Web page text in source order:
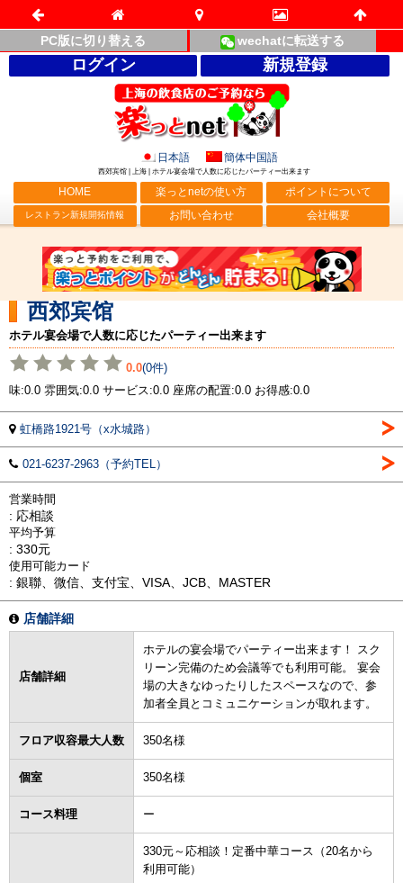
PC版に切り替える wechatに転送する
ログイン 新規登録
日本語 簡体中国語
西郊宾馆 | 上海 | ホテル宴会場で人数に応じたパーティー出来ます
HOME 楽っとnetの使い方 ポイントについて
レストラン新規開拓情報 お問い合わせ 会社概要
西郊宾馆
ホテル宴会場で人数に応じたパーティー出来ます
0.0(0件)
味:0.0 雰囲気:0.0 サービス:0.0 座席の配置:0.0 お得感:0.0
虹橋路1921号（x水城路）
021-6237-2963（予約TEL）
営業時間
: 応相談
平均予算
: 330元
使用可能カード
: 銀聯、微信、支付宝、VISA、JCB、MASTER
店舗詳細
店舗詳細
ホテルの宴会場でパーティー出来ます！ スク
リーン完備のため会議等でも利用可能。 宴会
場の大きなゆったりしたスペースなので、参
加者全員とコミュニケーションが取れます。
フロア収容最大人数 350名様
個室 350名様
コース料理 ー
330元～応相談！定番中華コース（20名から
利用可能）